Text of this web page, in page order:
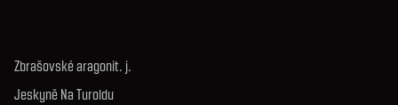
Zbrašovské aragonit. j.
Jeskyně Na Turoldu